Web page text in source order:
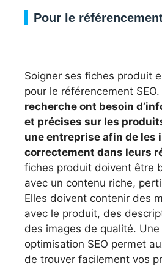
Pour le
Soigner ses fiches produit
pour le référencement SEO.
recherche ont besoin
et précises sur les
une entreprise afin de les
correctement dans leurs
fiches produit doivent être
avec un contenu riche,
Elles doivent contenir des
avec le produit, des
des images de qualité. Une
optimisation SEO permet
de trouver facilement vos